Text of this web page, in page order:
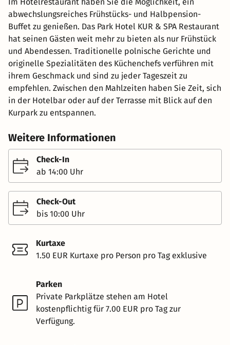
abwechslungsreiches Frühstücks- und Halbpension-
Buffet zu genießen. Das Park Hotel KUR & SPA Restaurant
hat seinen Gästen weit mehr zu bieten als nur Frühstück
und Abendessen. Traditionelle polnische Gerichte und
originelle Spezialitäten des Küchenchefs verführen mit
ihrem Geschmack und sind zu jeder Tageszeit zu
empfehlen. Zwischen den Mahlzeiten haben Sie Zeit, sich
in der Hotelbar oder auf der Terrasse mit Blick auf den
Kurpark zu entspannen.
Weitere Informationen
Check-In
ab 14:00 Uhr
Check-Out
bis 10:00 Uhr
Kurtaxe
1.50 EUR Kurtaxe pro Person pro Tag exklusive
Parken
Private Parkplätze stehen am Hotel
kostenpflichtig für 7.00 EUR pro Tag zur
Verfügung.